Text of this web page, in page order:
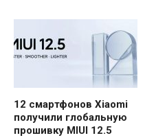
12 смартфонов Xiaomi
получили глобальную
прошивку MIUI 12.5